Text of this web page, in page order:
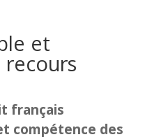
et
français
compétence des